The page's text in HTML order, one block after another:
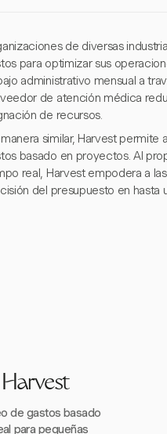
de diversas
para optimizar sus
administrativo mensual a
de atención médica
de recursos.
similar, Harvest
basado en proyectos. Al
real, Harvest empodera a
del presupuesto en hasta
de gastos basado
para pequeñas